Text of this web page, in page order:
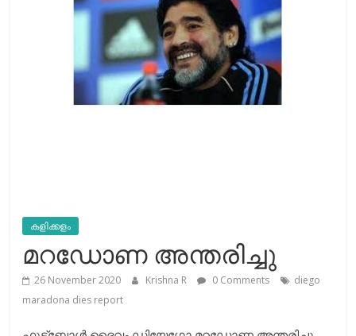
കളിക്കളം
മറഡോണ അന്തരിച്ചു
26 November 2020 Krishna R 0 Comments
diego
maradona dies report